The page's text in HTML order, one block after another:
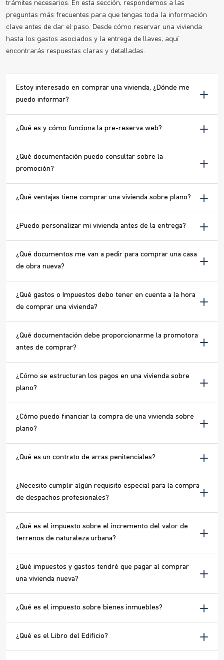
trámites necesarios. En esta sección, respondemos a las
preguntas más frecuentes para que tengas toda la información
clave antes de dar el paso. Desde cómo reservar una vivienda
hasta los gastos asociados y la entrega de llaves, aquí
encontrarás respuestas claras y detalladas.
Estoy interesado en comprar una vivienda, ¿Dónde me
puedo informar?
¿Qué es y cómo funciona la pre-reserva web?
¿Qué documentación puedo consultar sobre la
promoción?
¿Qué ventajas tiene comprar una vivienda sobre plano?
¿Puedo personalizar mi vivienda antes de la entrega?
¿Qué documentos me van a pedir para comprar una casa
de obra nueva?
¿Qué gastos o Impuestos debo tener en cuenta a la hora
de comprar una vivienda?
¿Qué documentación debe proporcionarme la promotora
antes de comprar?
¿Cómo se estructuran los pagos en una vivienda sobre
plano?
¿Cómo puedo financiar la compra de una vivienda sobre
plano?
¿Qué es un contrato de arras penitenciales?
¿Necesito cumplir algún requisito especial para la compra
de despachos profesionales?
¿Qué es el impuesto sobre el incremento del valor de
terrenos de naturaleza urbana?
¿Qué impuestos y gastos tendré que pagar al comprar
una vivienda nueva?
¿Qué es el impuesto sobre bienes inmuebles?
¿Qué es el Libro del Edificio?